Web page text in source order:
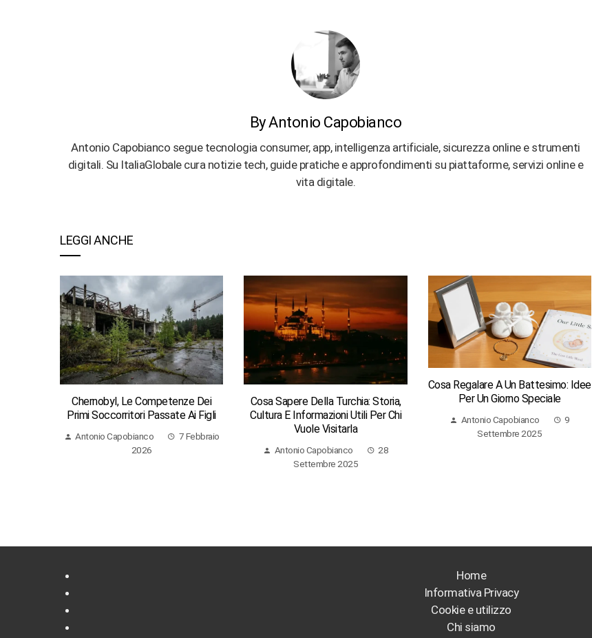
By Antonio Capobianco
Antonio Capobianco segue tecnologia consumer, app, intelligenza artificiale, sicurezza online e strumenti
digitali. Su ItaliaGlobale cura notizie tech, guide pratiche e approfondimenti su piattaforme, servizi online e
vita digitale.
LEGGI ANCHE
Chernobyl, Le Competenze Dei
Primi Soccorritori Passate Ai Figli
Antonio Capobianco
7 Febbraio
2026
Cosa Sapere Della Turchia: Storia,
Cultura E Informazioni Utili Per Chi
Vuole Visitarla
Antonio Capobianco
28
Settembre 2025
Cosa Regalare A Un Battesimo: Idee
Per Un Giorno Speciale
Antonio Capobianco
9
Settembre 2025
Home
Informativa Privacy
Cookie e utilizzo
Chi siamo